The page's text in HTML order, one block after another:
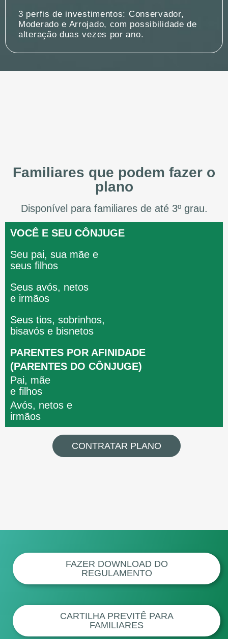
3 perfis de investimentos: Conservador,
Moderado e Arrojado, com possibilidade de
alteração duas vezes por ano.
Familiares que podem fazer o
plano
Disponível para familiares de até 3º grau.
VOCÊ E SEU CÔNJUGE
Seu pai, sua mãe e
seus filhos
Seus avós, netos
e irmãos
Seus tios, sobrinhos,
bisavós e bisnetos
PARENTES POR AFINIDADE
(PARENTES DO CÔNJUGE)
Pai, mãe
e filhos
Avós, netos e
irmãos
CONTRATAR PLANO
FAZER DOWNLOAD DO
REGULAMENTO
CARTILHA PREVITÊ PARA
FAMILIARES